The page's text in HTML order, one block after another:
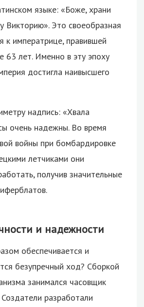
языке: «Боже, храни
Викторию». Это своеобразная
к императрице, правившей
63 лет. Именно в эту эпоху
достигла наивысшего
надпись: «Хвала
очень надежны. Во время
войны при бомбардировке
летчиками они
получив значительные
и надежности
обеспечивается и
безупречный ход? Сборкой
занимался часовщик
разработали